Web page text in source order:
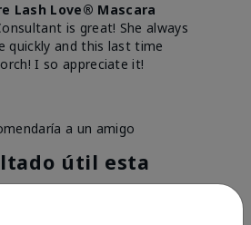
Lash Love® Mascara
is great! She always
quickly and this last time
I so appreciate it!
a un amigo
útil esta